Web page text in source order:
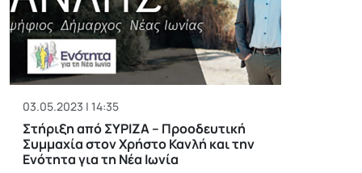
03.05.2023 | 14:35
Στήριξη από ΣΥΡΙΖΑ – Προοδευτική
Συμμαχία στον Χρήστο Κανλή και την
Ενότητα για τη Νέα Ιωνία